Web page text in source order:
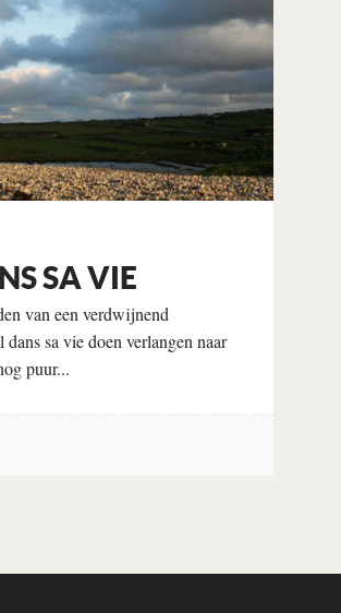
SA VIE
van een verdwijnend
sa vie doen verlangen naar
puur...